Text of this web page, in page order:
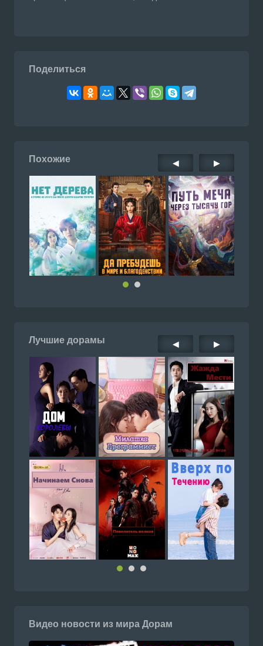
Поделиться
Похожие ◀ ▶
Лучшие дорамы ◀ ▶
Видео новости из мира Дорам